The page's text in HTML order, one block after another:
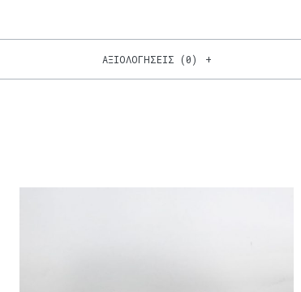
ΑΞΙΟΛΟΓΉΣΕΙΣ (0)